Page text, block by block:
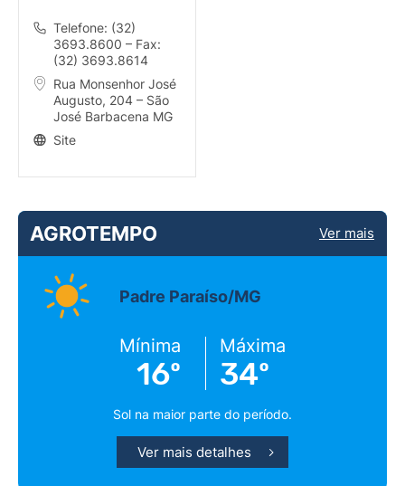
Telefone: (32)
3693.8600 – Fax:
(32) 3693.8614
Rua Monsenhor José
Augusto, 204 – São
José Barbacena MG
Site
AGROTEMPO Ver mais
Padre Paraíso/MG
Mínima
16º
Máxima
34º
Sol na maior parte do período.
Ver mais detalhes